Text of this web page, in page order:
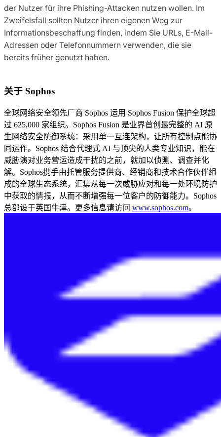
der Nutzer für ihre Phishing-Attacken nutzen wollen. Im
Zweifelsfall sollten Nutzer ihren eigenen Weg zur
Informationsbeschaffung finden, indem Sie URLs, E-Mail-
Adressen oder Telefonnummern verwenden, die sie
bereits früher genutzt haben.
关于 Sophos
全球网络安全领先厂商 Sophos 运用 Sophos Fusion 保护全球超
过 625,000 家组织。Sophos Fusion 是业界首创最完整的 AI 原
生网络安全防御系统：采用单一互连架构，让所有控制点能协
同运作。Sophos 结合代理式 AI 与顶尖的人类专业知识，能在
威胁演对业务营运造成干扰的之前，就加以侦测、调查并化
解。Sophos携手由托管服务提供商、经销商和技术合作伙伴组
成的全球生态系统，汇集从每一次威胁应对和每一处环境防护
中获取的情报，从而不断增强每一位客户的防御能力。Sophos
总部设于英国牛津。更多信息请访问 www.sophos.com。